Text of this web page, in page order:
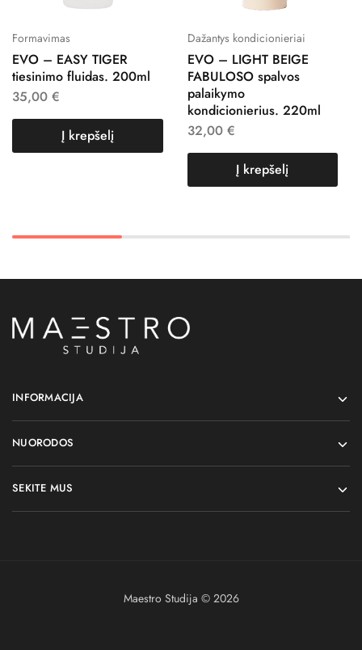
Formavimas
EVO – EASY TIGER
tiesinimo fluidas. 200ml
35,00 €
Į krepšelį
Dažantys kondicionieriai
EVO – LIGHT BEIGE
FABULOSO spalvos
palaikymo
kondicionierius. 220ml
32,00 €
Į krepšelį
INFORMACIJA
NUORODOS
SEKITE MUS
Maestro Studija © 2026